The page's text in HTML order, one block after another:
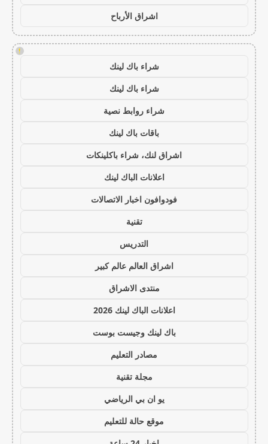
اشراق الأرباح
!
شراء باك لينك
شراء باك لينك
شراء روابط نصية
باقات باك لينك
اشراق لنك، شراء باكلينكات
اعلانات الباك لينك
فودوافون اخبار الاتصالات
تقنية
التدريس
اشراق العالم عالم كبير
منتدى الاشراق
اعلانات الباك لينك 2026
باك لينك وجيست بوست
مصادر التعليم
مجلة تقنية
يو ان بي الرياضي
موقع حالة للتعليم